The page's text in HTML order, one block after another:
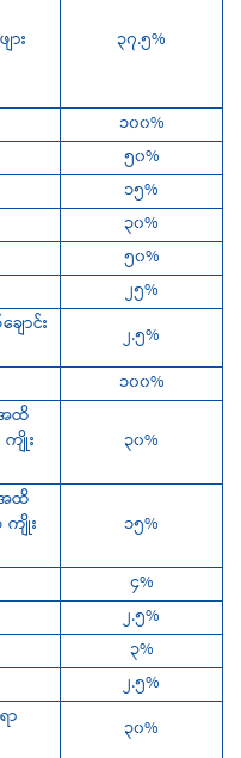
ား
၃၇.၅%
၁၀၀%
၅၀%
၁၅%
၃၀%
၅၀%
၂၅%
ောင်း
၂.၅%
၁၀၀%
ထိ
ျိုး
၃၀%
ထိ
ျိုး
၁၅%
၄%
၂.၅%
၃%
၂.၅%
ာ
၃၀%